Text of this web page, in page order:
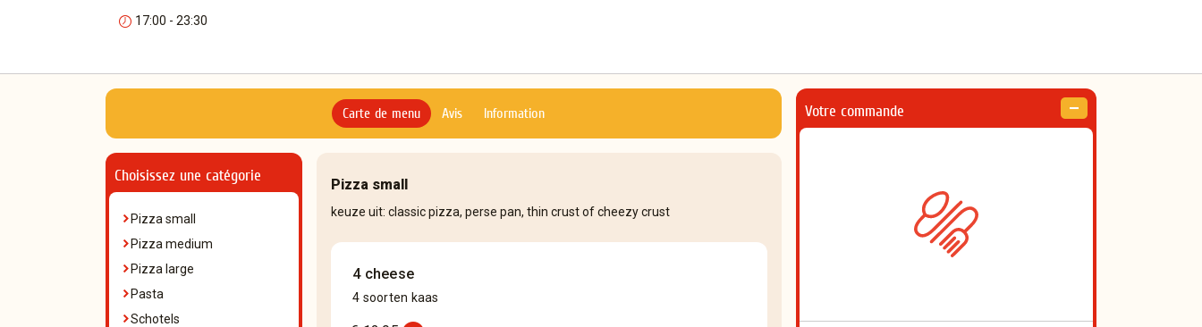
17:00 - 23:30
Votre commande
Carte de menu Avis Information
Choisissez une catégorie
Pizza small
Pizza medium
Pizza large
Pasta
Schotels
Pizza small
keuze uit: classic pizza, perse pan, thin crust of cheezy crust
4 cheese
4 soorten kaas